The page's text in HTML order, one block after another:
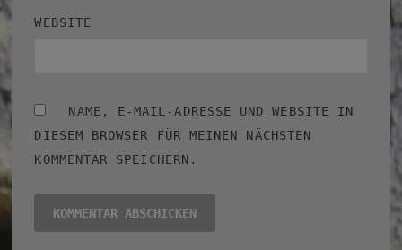
WEBSITE
NAME, E-MAIL-ADRESSE UND WEBSITE IN
DIESEM BROWSER FÜR MEINEN NÄCHSTEN
KOMMENTAR SPEICHERN.